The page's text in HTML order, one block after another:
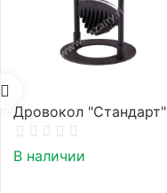
Дровокол "Стандарт"
В наличии